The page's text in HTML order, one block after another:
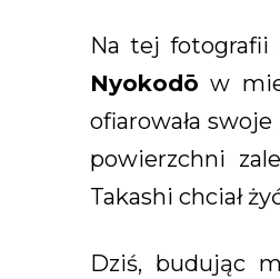
Na tej fotografii
Nyokodō w
ofiarowała
powierzchni
Takashi chciał
Dziś, budując